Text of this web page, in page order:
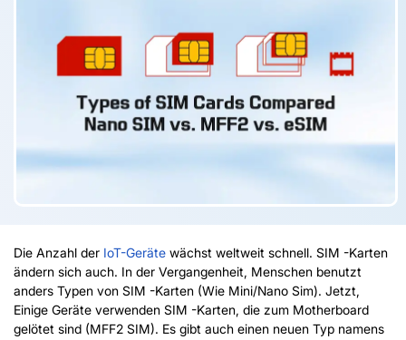
Die Anzahl der IoT-Geräte wächst weltweit schnell. SIM -Karten
ändern sich auch. In der Vergangenheit, Menschen benutzt
anders Typen von SIM -Karten (Wie Mini/Nano Sim). Jetzt,
Einige Geräte verwenden SIM -Karten, die zum Motherboard
gelötet sind (MFF2 SIM). Es gibt auch einen neuen Typ namens